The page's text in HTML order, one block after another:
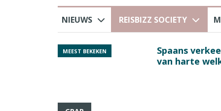
NIEUWS REISBIZZ SOCIETY
MEEST BEKEKEN
Spaans
van harte welkom’